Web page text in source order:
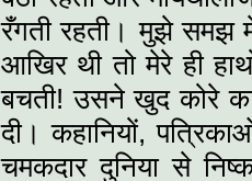
रँगती रहती। मुझे समझ
आखिर थी तो मेरे ही
बचती! उसने खुद कोरे
दी। कहानियों,
चमकदार दुनिया से